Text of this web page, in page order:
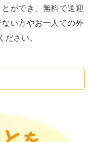
ができ、無料で送迎
い方やお一人での外
さい。